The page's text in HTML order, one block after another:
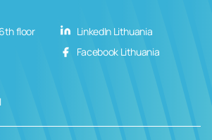
floor
LinkedIn Lithuania
Facebook Lithuania